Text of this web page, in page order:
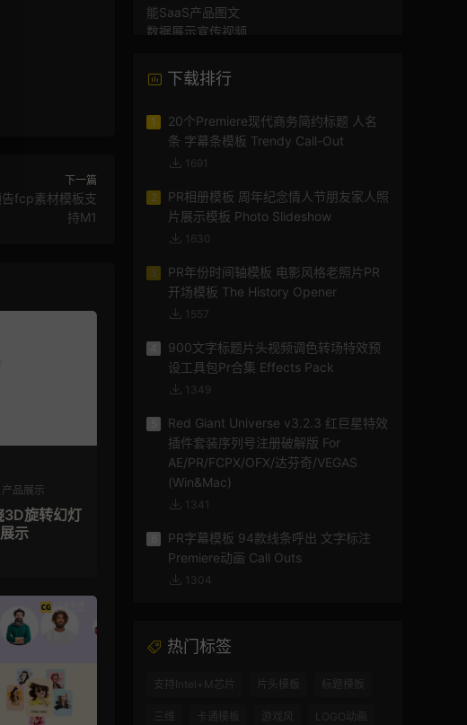
下一篇
fcp素材模板支
持M1
产品展示
3D旋转幻灯
示
下载排行
1
20个Premiere现代商务简约标题 人名
条 字幕条模板 Trendy Call-Out
1691
2
PR相册模板 周年纪念情人节朋友家人照
片展示模板 Photo Slideshow
1630
3
PR年份时间轴模板 电影风格老照片PR
开场模板 The History Opener
1557
900文字标题片头视频调色转场特效预
设工具包Pr合集 Effects Pack
1349
Red Giant Universe v3.2.3 红巨星特效
插件套装序列号注册破解版 For
AE/PR/FCPX/OFX/达芬奇/VEGAS
(Win&Mac)
1341
PR字幕模板 94款线条呼出 文字标注
Premiere动画 Call Outs
1304
热门标签
支持Intel+M芯片 片头模板 标题模板
三维 卡通模板 游戏风 LOGO动画